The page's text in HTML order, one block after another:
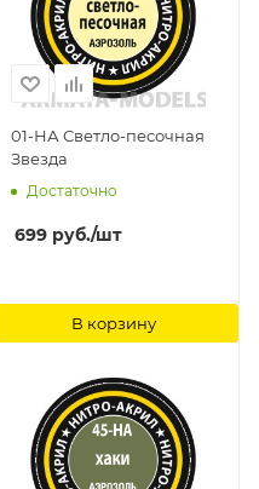
01-НА Светло-песочная
Звезда
Достаточно
699 руб./шт
В корзину